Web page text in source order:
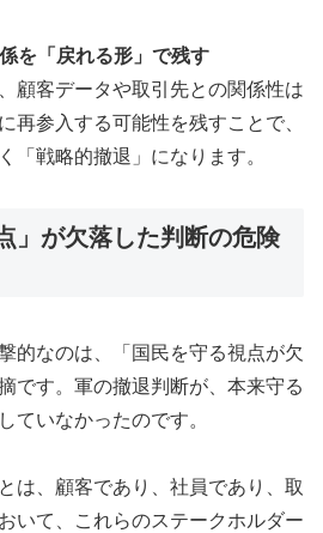
を「戻れる形」で残す
顧客データや取引先との関係性は
再参入する可能性を残すことで、
「戦略的撤退」になります。
」が欠落した判断の危険
的なのは、「国民を守る視点が欠
です。軍の撤退判断が、本来守る
ていなかったのです。
は、顧客であり、社員であり、取
いて、これらのステークホルダー